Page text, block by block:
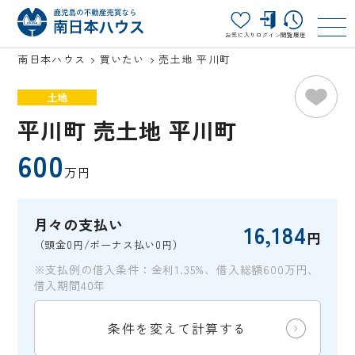
お気に入り ログイン閲覧履歴
南日本ハウス 買いたい 売土地 平川町
土地
平川町 売土地 平川町
600万円
月々の支払い
（頭金0円/ボーナス払い0円） 16,184円
※支払例の借入条件：金利1.35%、借入総額600万円、
借入期間40年
条件を変えて計算する